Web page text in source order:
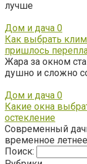
лучше
Дом и дача 0
Как выбрать
пришлось
Жара за окном
душно и сложно
Дом и дача 0
Какие окна
остекление
Современный
временное
Поиск: